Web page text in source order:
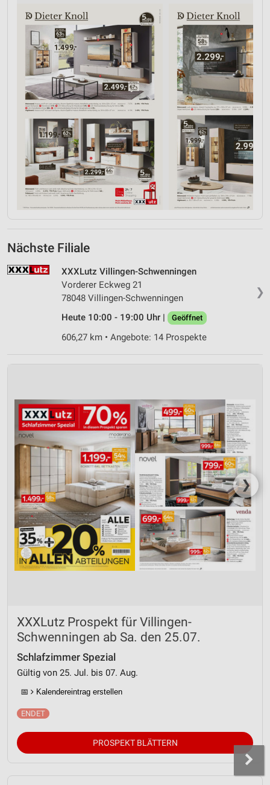
Nächste Filiale
❯
XXXLutz Villingen-Schwenningen
Vorderer Eckweg 21
78048 Villingen-Schwenningen
Heute 10:00 - 19:00 Uhr |
Geöffnet
606,27 km • Angebote: 14 Prospekte
❯
XXXLutz Prospekt für Villingen-
Schwenningen ab Sa. den 25.07.
Schlafzimmer Spezial
Gültig von 25. Jul. bis 07. Aug.
📅 Kalendereintrag erstellen
PROSPEKT BLÄTTERN